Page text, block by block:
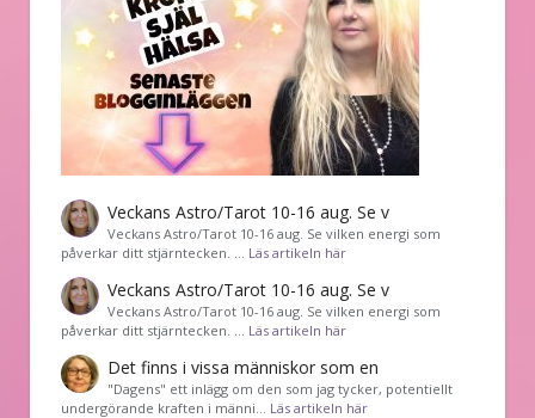
Veckans Astro/Tarot 10-16 aug. Se v
Veckans Astro/Tarot 10-16 aug. Se vilken energi som
påverkar ditt stjärntecken. … Läs artikeln här
Veckans Astro/Tarot 10-16 aug. Se v
Veckans Astro/Tarot 10-16 aug. Se vilken energi som
påverkar ditt stjärntecken. … Läs artikeln här
Det finns i vissa människor som en
"Dagens" ett inlägg om den som jag tycker, potentiellt
undergörande kraften i männi… Läs artikeln här